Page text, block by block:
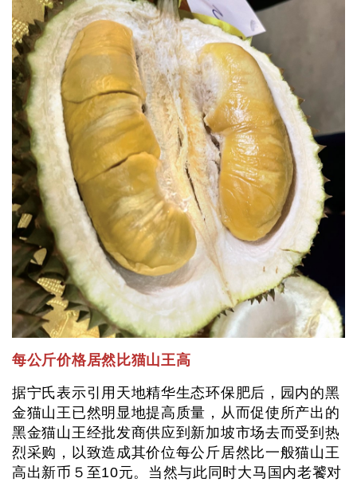
每公斤价格居然比猫山王高
据宁氏表示引用天地精华生态环保肥后，园内的黑
金猫山王已然明显地提高质量，从而促使所产出的
黑金猫山王经批发商供应到新加坡市场去而受到热
烈采购，以致造成其价位每公斤居然比一般猫山王
高出新币５至10元。当然与此同时大马国内老饕对